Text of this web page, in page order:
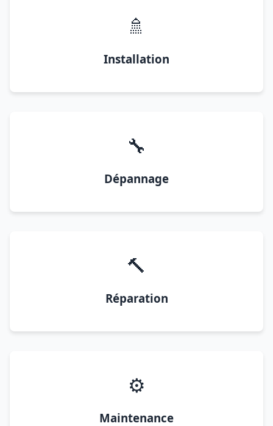
🚿
Installation
🔧
Dépannage
🔨
Réparation
⚙️
Maintenance